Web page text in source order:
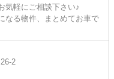
気軽にご相談下さい♪
なる物件、まとめてお車で
2